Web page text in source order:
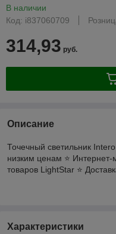
В наличии
Код: i837060709
314,93 руб.
Описание
Точечный светильник
низким ценам ⭐️
товаров LightStar ⭐️
Характеристики